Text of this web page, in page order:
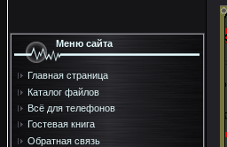
Меню сайта
Главная страница
Каталог файлов
Всё для телефонов
Гостевая книга
Обратная связь